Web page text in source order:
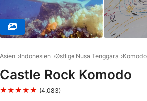
Asien Indonesien Østlige Nusa Tenggara Komodo
Castle Rock Komodo
★★★★★ (4,083)